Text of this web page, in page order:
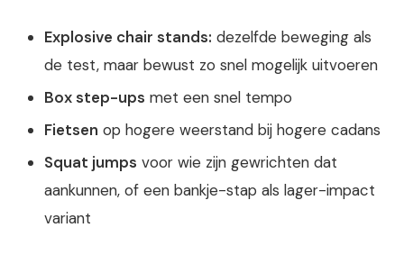
Explosive chair stands: dezelfde beweging als
de test, maar bewust zo snel mogelijk uitvoeren
Box step-ups met een snel tempo
Fietsen op hogere weerstand bij hogere cadans
Squat jumps voor wie zijn gewrichten dat
aankunnen, of een bankje-stap als lager-impact
variant